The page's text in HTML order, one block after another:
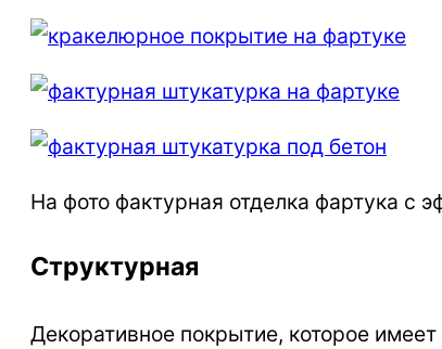
На фото фактурная отделка фартука с
Структурная
Декоративное покрытие, которое